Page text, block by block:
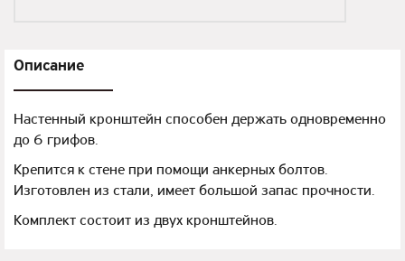
Описание
Настенный кронштейн способен держать одновременно
до 6 грифов.
Крепится к стене при помощи анкерных болтов.
Изготовлен из стали, имеет большой запас прочности.
Комплект состоит из двух кронштейнов.